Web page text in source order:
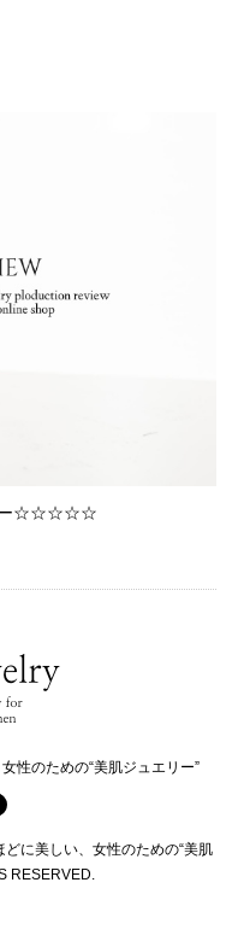
ュー☆☆☆☆☆
性のための“美肌ジュエリー”
に美しい、女性のための“美肌
RESERVED.